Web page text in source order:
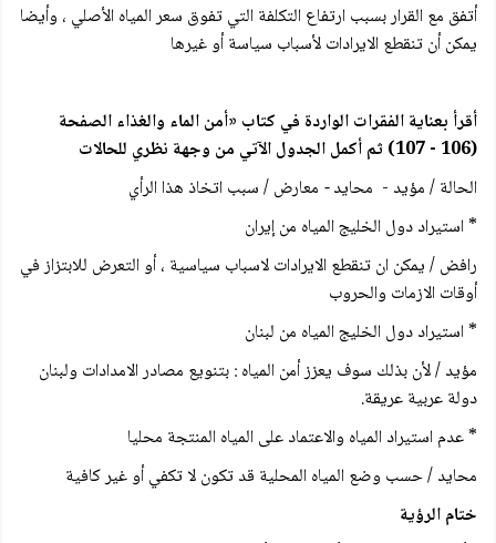
أتفق مع القرار بسبب ارتفاع التكلفة التي تفوق سعر المياه الأصلي ، وأيضا
يمكن أن تنقطع الايرادات لأسباب سیاسة أو غيرها
أقرأ بعناية الفقرات الواردة في كتاب «أمن الماء والغذاء الصفحة
(106 - 107) ثم أكمل الجدول الآتي من وجهة نظري للحالات
الحالة / مؤيد - محايد- معارض / سبب اتخاذ هذا الرأي
* استيراد دول الخليج المياه من إيران
رافض / يمكن ان تنقطع الايرادات لاسباب سياسية ، أو التعرض للابتزاز في
أوقات الازمات والحروب
* استيراد دول الخليج المياه من لبنان
مؤيد / لأن بذلك سوف يعزز أمن المياه : بتنويع مصادر الامدادات ولبنان
دولة عربية عريقة.
* عدم استيراد المياه والاعتماد على المياه المنتجة محليا
محايد / حسب وضع المياه المحلية قد تكون لا تكفي أو غیر كافية
ختام الرؤية